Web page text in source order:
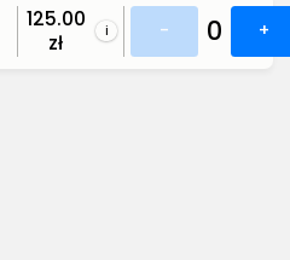
125.00
zł
i - 0 +